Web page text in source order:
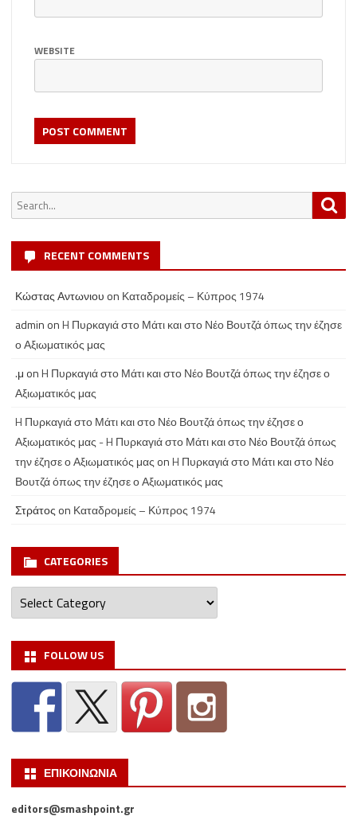
WEBSITE
Search
for:
RECENT COMMENTS
Κώστας Αντωνιου on Καταδρομείς – Κύπρος 1974
admin onH Πυρκαγιά στο Μάτι και στο Νέο Βουτζά όπως την έζησε
ο Αξιωματικός μας
.μ onH Πυρκαγιά στο Μάτι και στο Νέο Βουτζά όπως την έζησε ο
Αξιωματικός μας
H Πυρκαγιά στο Μάτι και στο Νέο Βουτζά όπως την έζησε ο
Αξιωματικός μας - H Πυρκαγιά στο Μάτι και στο Νέο Βουτζά όπως
την έζησε ο Αξιωματικός μας onH Πυρκαγιά στο Μάτι και στο Νέο
Βουτζά όπως την έζησε ο Αξιωματικός μας
Στράτος on Καταδρομείς – Κύπρος 1974
CATEGORIES
Categories
FOLLOW US
ΕΠΙΚΟΙΝΩΝΙΑ
editors@smashpoint.gr